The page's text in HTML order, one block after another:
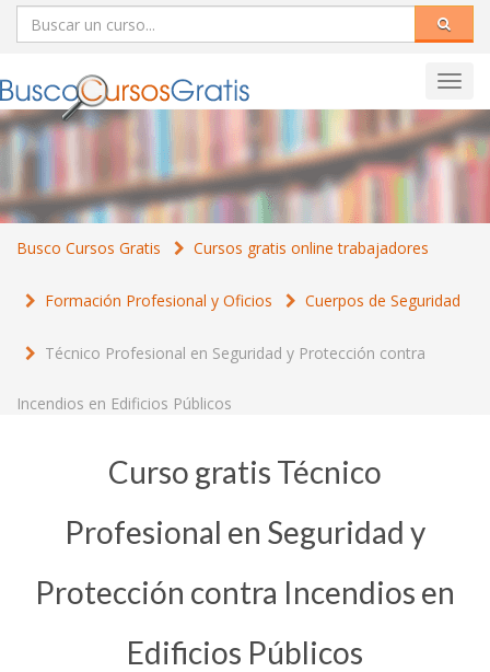
Busco Cursos Gratis Cursos gratis online trabajadores
Formación Profesional y Oficios Cuerpos de Seguridad
Técnico Profesional en Seguridad y Protección contra
Incendios en Edificios Públicos
Curso gratis Técnico
Profesional en Seguridad y
Protección contra Incendios en
Edificios Públicos